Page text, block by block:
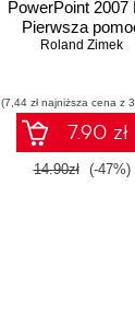
PowerPoint 2007
Pierwsza
Roland Zimek
(7,44 zł najniższa cena z
7.90 zł
14.90zł (-47%)